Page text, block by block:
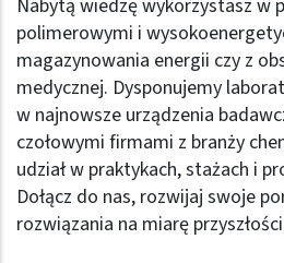
Nabytą wiedzę wykorzystasz w
polimerowymi i
magazynowania energii czy z
medycznej. Dysponujemy
w najnowsze urządzenia
czołowymi firmami z branży
udział w praktykach, stażach i
Dołącz do nas, rozwijaj swoje
rozwiązania na miarę